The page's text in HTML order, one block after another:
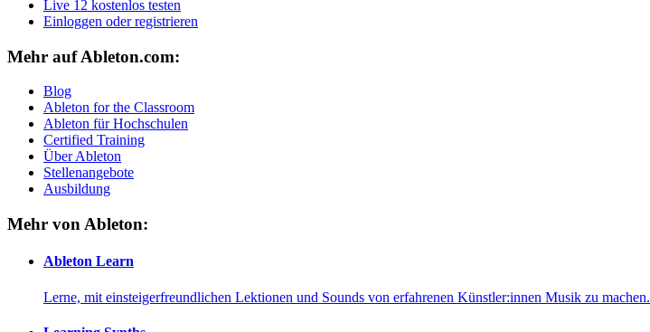
Live 12 kostenlos testen
Einloggen oder registrieren
Mehr auf Ableton.com:
Blog
Ableton for the Classroom
Ableton für Hochschulen
Certified Training
Über Ableton
Stellenangebote
Ausbildung
Mehr von Ableton:
Ableton Learn
Lerne, mit einsteigerfreundlichen Lektionen und Sounds von erfahrenen Künstler:innen Musik zu machen.